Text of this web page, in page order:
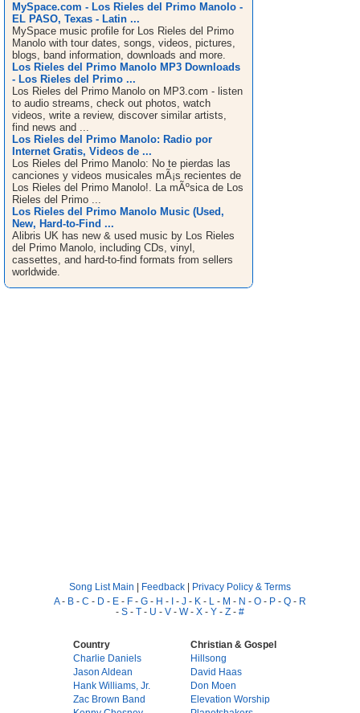
MySpace.com - Los Rieles del Primo Manolo -
EL PASO, Texas - Latin ...
MySpace music profile for Los Rieles del Primo
Manolo with tour dates, songs, videos, pictures,
blogs, band information, downloads and more.
Los Rieles del Primo Manolo MP3 Downloads
- Los Rieles del Primo ...
Los Rieles del Primo Manolo on MP3.com - listen
to audio streams, check out photos, watch
videos, write a review, discover similar artists,
find news and ...
Los Rieles del Primo Manolo: Radio por
Internet Gratis, Videos de ...
Los Rieles del Primo Manolo: No te pierdas las
canciones y videos musicales mÃ¡s recientes de
Los Rieles del Primo Manolo!. La mÃºsica de Los
Rieles del Primo ...
Los Rieles del Primo Manolo Music (Used,
New, Hard-to-Find ...
Alibris UK has new & used music by Los Rieles
del Primo Manolo, including CDs, vinyl,
cassettes, and hard-to-find formats from sellers
worldwide.
Song List Main | Feedback | Privacy Policy & Terms
A- B - C - D - E - F - G - H - I - J - K - L - M - N - O - P - Q - R
- S - T - U - V - W- X - Y - Z - #
Country
Charlie Daniels
Jason Aldean
Hank Williams, Jr.
Zac Brown Band
Christian & Gospel
Hillsong
David Haas
Don Moen
Elevation Worship